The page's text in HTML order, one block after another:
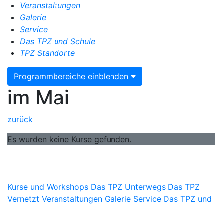
Veranstaltungen
Galerie
Service
Das TPZ und Schule
TPZ Standorte
Programmbereiche einblenden
im Mai
zurück
Es wurden keine Kurse gefunden.
Kurse und Workshops Das TPZ Unterwegs Das TPZ
Vernetzt Veranstaltungen Galerie Service Das TPZ und